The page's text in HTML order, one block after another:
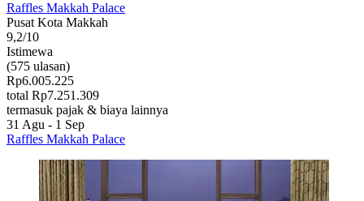
Raffles Makkah Palace
Pusat Kota Makkah
9,2/10
Istimewa
(575 ulasan)
Rp6.005.225
total Rp7.251.309
termasuk pajak & biaya lainnya
31 Agu - 1 Sep
Raffles Makkah Palace